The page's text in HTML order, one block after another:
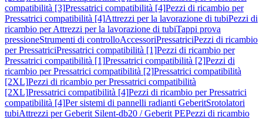
compatibilità [3]Pressatrici compatibilità [4]Pezzi di ricambio per
Pressatrici compatibilità [4]Attrezzi per la lavorazione di tubiPezzi di
ricambio per Attrezzi per la lavorazione di tubiTappi prova
pressioneStrumenti di controlloAccessoriPressatriciPezzi di ricambio
per PressatriciPressatrici compatibilità [1]Pezzi di ricambio per
Pressatrici compatibilità [1]Pressatrici compatibilità [2]Pezzi di
ricambio per Pressatrici compatibilità [2]Pressatrici compatibilità
[2XL]Pezzi di ricambio per Pressatrici compatibilità
[2XL]Pressatrici compatibilità [4]Pezzi di ricambio per Pressatrici
compatibilità [4]Per sistemi di pannelli radianti GeberitSrotolatori
tubiAttrezzi per Geberit Silent-db20 / Geberit PEPezzi di ricambio